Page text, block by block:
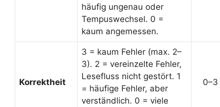
häufig ungenau oder
Tempuswechsel. 0 =
kaum angemessen.
Korrektheit
3 = kaum Fehler (max. 2–
3). 2 = vereinzelte Fehler,
Lesefluss nicht gestört. 1
= häufige Fehler, aber
verständlich. 0 = viele
0–3